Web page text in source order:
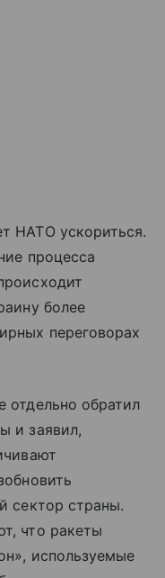
НАТО ускориться.
процесса
более
переговорах
отдельно обратил
и заявил,
сектор страны.
что ракеты
используемые